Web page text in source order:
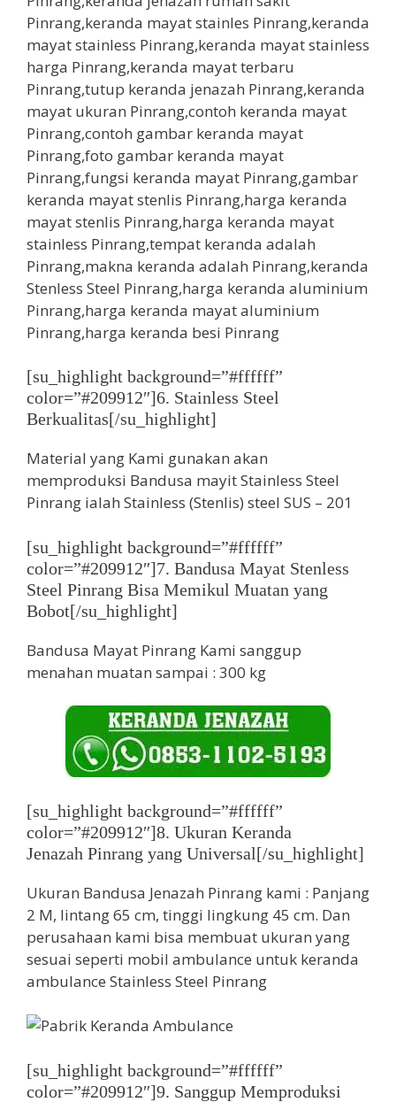
[su_highlight background=”#ffffff”
color=”#209912″]6. Stainless Steel
Berkualitas[/su_highlight]
Material yang Kami gunakan akan
memproduksi Bandusa mayit Stainless Steel
Pinrang ialah Stainless (Stenlis) steel SUS – 201
[su_highlight background=”#ffffff”
color=”#209912″]7. Bandusa Mayat Stenless
Steel Pinrang Bisa Memikul Muatan yang
Bobot[/su_highlight]
Bandusa Mayat Pinrang Kami sanggup
menahan muatan sampai : 300 kg
[su_highlight background=”#ffffff”
color=”#209912″]8. Ukuran Keranda
Jenazah Pinrang yang Universal[/su_highlight]
Ukuran Bandusa Jenazah Pinrang kami : Panjang
2 M, lintang 65 cm, tinggi lingkung 45 cm. Dan
perusahaan kami bisa membuat ukuran yang
sesuai seperti mobil ambulance untuk keranda
ambulance Stainless Steel Pinrang
[su_highlight background=”#ffffff”
color=”#209912″]9. Sanggup Memproduksi